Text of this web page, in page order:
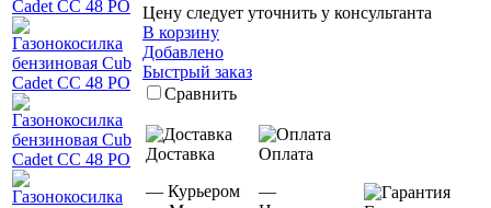
Цену следует уточнить у консультанта
В корзину
Добавлено
Быстрый заказ
Сравнить
Доставка
— Курьером
Оплата
—